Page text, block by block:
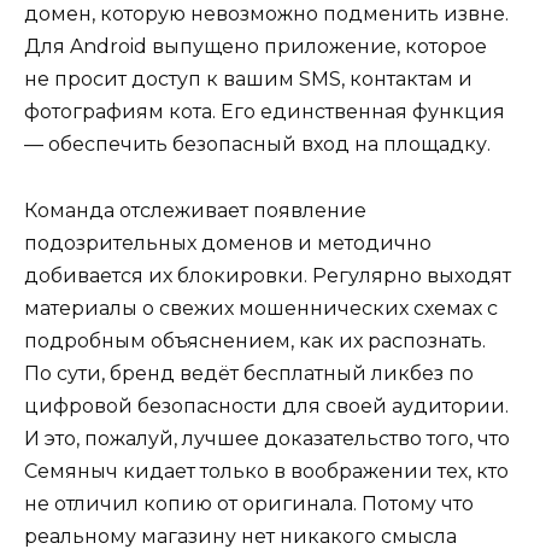
домен, которую невозможно подменить извне.
Для Android выпущено приложение, которое
не просит доступ к вашим SMS, контактам и
фотографиям кота. Его единственная функция
— обеспечить безопасный вход на площадку.
Команда отслеживает появление
подозрительных доменов и методично
добивается их блокировки. Регулярно выходят
материалы о свежих мошеннических схемах с
подробным объяснением, как их распознать.
По сути, бренд ведёт бесплатный ликбез по
цифровой безопасности для своей аудитории.
И это, пожалуй, лучшее доказательство того, что
Семяныч кидает только в воображении тех, кто
не отличил копию от оригинала. Потому что
реальному магазину нет никакого смысла